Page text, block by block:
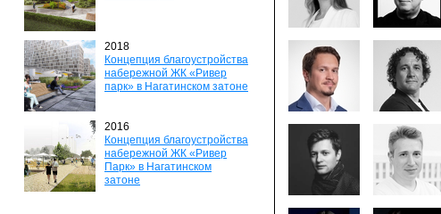
2018
Концепция благоустройства
набережной ЖК «Ривер
парк» в Нагатинском затоне
2016
Концепция благоустройства
набережной ЖК «Ривер
Парк» в Нагатинском
затоне